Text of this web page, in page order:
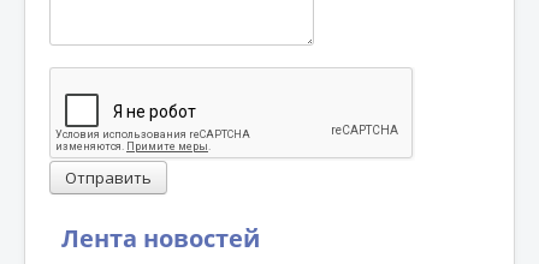
Лента новостей
Отправить